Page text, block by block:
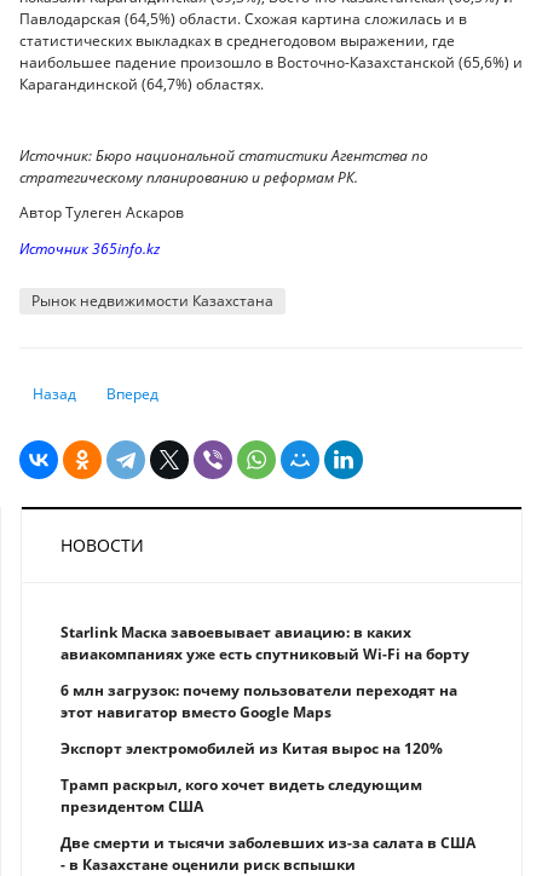
Павлодарская (64,5%) области. Схожая картина сложилась и в
статистических выкладках в среднегодовом выражении, где
наибольшее падение произошло в Восточно-Казахстанской (65,6%) и
Карагандинской (64,7%) областях.
Источник: Бюро национальной статистики Агентства по
стратегическому планированию и реформам РК.
Автор Тулеген Аскаров
Источник 365info.kz
Рынок недвижимости Казахстана
Предыдущий: Можно ли инвестировать в искусство
Назад Следующий: Семь правил, которые помогут тратить деньги
Вперед
НОВОСТИ
Starlink Маска завоевывает авиацию: в каких
авиакомпаниях уже есть спутниковый Wi-Fi на борту
6 млн загрузок: почему пользователи переходят на
этот навигатор вместо Google Maps
Экспорт электромобилей из Китая вырос на 120%
Трамп раскрыл, кого хочет видеть следующим
президентом США
Две смерти и тысячи заболевших из-за салата в США
- в Казахстане оценили риск вспышки